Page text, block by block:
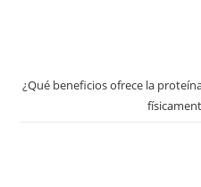
¿Qué beneficios ofrece la